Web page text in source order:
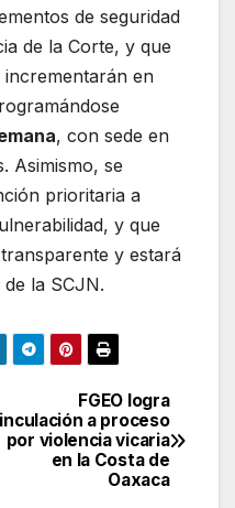
de seguridad
de la Corte, y que
incrementarán en
, con sede en
Asimismo, se
prioritaria a
y que
y estará
la SCJN.
FGEO logra
a proceso
por violencia vicaria
en la Costa de
Oaxaca